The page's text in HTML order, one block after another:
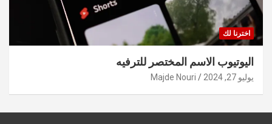
اخترنا لك
اليوتيوب الاسم المختصر للترفيه
يوليو 27, 2024 Majde Nouri